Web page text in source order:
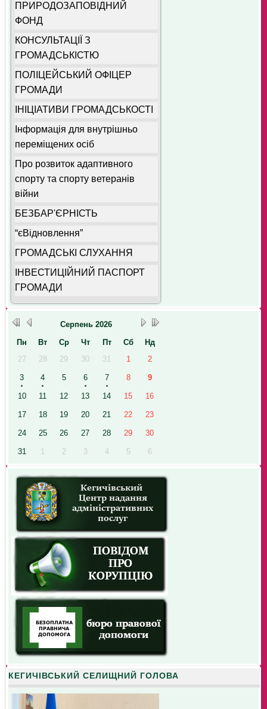
ПРИРОДОЗАПОВІДНИЙ
ФОНД
КОНСУЛЬТАЦІЇ З
ГРОМАДСЬКІСТЮ
ПОЛІЦЕЙСЬКИЙ ОФІЦЕР
ГРОМАДИ
ІНІЦІАТИВИ ГРОМАДСЬКОСТІ
Інформація для внутрішньо
переміщених осіб
Про розвиток адаптивного
спорту та спорту ветеранів
війни
БЕЗБАР'ЄРНІСТЬ
“єВідновлення”
ГРОМАДСЬКІ СЛУХАННЯ
ІНВЕСТИЦІЙНИЙ ПАСПОРТ
ГРОМАДИ
Серпень 2026
Пн
Вт Ср Чт Пт Сб
Нд
27
28 29 30 31 1 2
3 4 5 6 7 8 9
10 11 12 13 14 15 16
17 18 19 20 21 22 23
24 25 26 27 28 29 30
31 1 2 3 4 5 6
КЕГИЧІВСЬКИЙ СЕЛИЩНИЙ ГОЛОВА